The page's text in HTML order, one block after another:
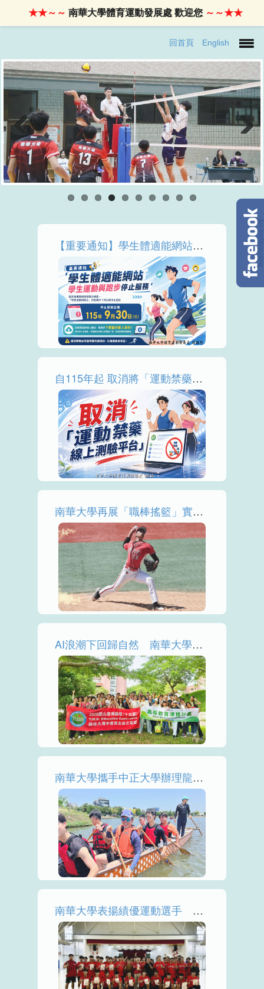
回首頁 English
Previous Next
【重要通知】學生體適能網站「學生運動與跑步」功能將於115年9月30日停止服務，請儘速下載備份個人資料
More
自115年起 取消將「運動禁藥線上測驗平台」通過證明作為參賽報名條件
More
南華大學再展「職棒搖籃」實力 3將獲中職指名
More
AI浪潮下回歸自然 南華大學打造森林療癒學習場域
More
南華大學攜手中正大學辦理龍舟賽 實踐USR跨世代交流
More
南華大學表揚績優運動選手 運動科學與品格教育並進創佳績
★★～～ 南華大學體育運動發展處 歡迎您～～★★